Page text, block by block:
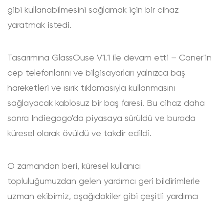
gibi kullanabilmesini sağlamak için bir cihaz
yaratmak istedi.
Tasarımına GlassOuse V1.1 ile devam etti – Caner'in
cep telefonlarını ve bilgisayarları yalnızca baş
hareketleri ve ısırık tıklamasıyla kullanmasını
sağlayacak kablosuz bir baş faresi. Bu cihaz daha
sonra Indiegogo'da piyasaya sürüldü ve burada
küresel olarak övüldü ve takdir edildi.
O zamandan beri, küresel kullanıcı
topluluğumuzdan gelen yardımcı geri bildirimlerle
uzman ekibimiz, aşağıdakiler gibi çeşitli yardımcı